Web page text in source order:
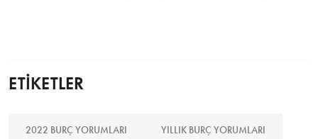
ETİKETLER
2022 BURÇ YORUMLARI YILLIK BURÇ YORUMLARI